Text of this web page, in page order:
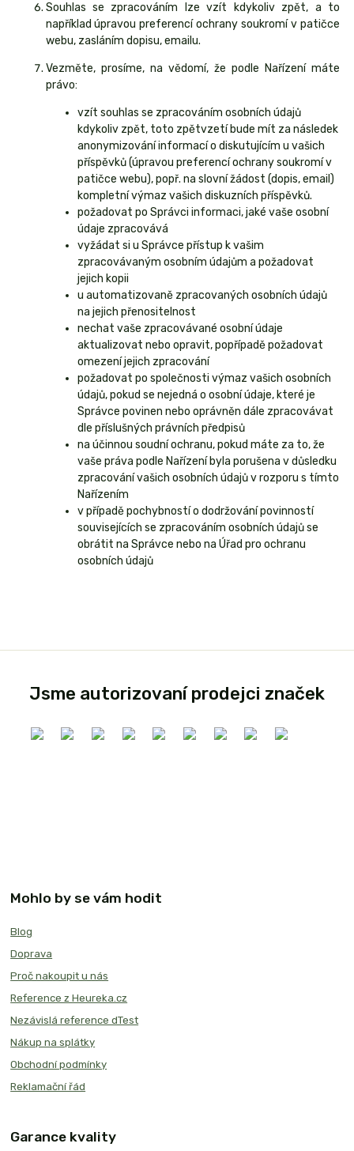
Souhlas se zpracováním lze vzít kdykoliv zpět, a to
například úpravou preferencí ochrany soukromí v patičce
webu, zasláním dopisu, emailu.
Vezměte, prosíme, na vědomí, že podle Nařízení máte
právo:
vzít souhlas se zpracováním osobních údajů
kdykoliv zpět, toto zpětvzetí bude mít za následek
anonymizování informací o diskutujícím u vašich
příspěvků (úpravou preferencí ochrany soukromí v
patičce webu), popř. na slovní žádost (dopis, email)
kompletní výmaz vašich diskuzních příspěvků.
požadovat po Správci informaci, jaké vaše osobní
údaje zpracovává
vyžádat si u Správce přístup k vašim
zpracovávaným osobním údajům a požadovat
jejich kopii
u automatizovaně zpracovaných osobních údajů
na jejich přenositelnost
nechat vaše zpracovávané osobní údaje
aktualizovat nebo opravit, popřípadě požadovat
omezení jejich zpracování
požadovat po společnosti výmaz vašich osobních
údajů, pokud se nejedná o osobní údaje, které je
Správce povinen nebo oprávněn dále zpracovávat
dle příslušných právních předpisů
na účinnou soudní ochranu, pokud máte za to, že
vaše práva podle Nařízení byla porušena v důsledku
zpracování vašich osobních údajů v rozporu s tímto
Nařízením
v případě pochybností o dodržování povinností
souvisejících se zpracováním osobních údajů se
obrátit na Správce nebo na Úřad pro ochranu
osobních údajů
Jsme autorizovaní prodejci značek
Mohlo by se vám hodit
Blog
Doprava
Proč nakoupit u nás
Reference z Heureka.cz
Nezávislá reference dTest
Nákup na splátky
Obchodní podmínky
Reklamační řád
Garance kvality